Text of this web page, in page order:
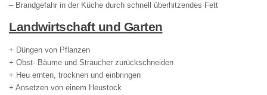
– Brandgefahr in der Küche durch schnell überhitzendes Fett
Landwirtschaft und Garten
+ Düngen von Pflanzen
+ Obst- Bäume und Sträucher zurückschneiden
+ Heu ernten, trocknen und einbringen
+ Ansetzen von einem Heustock